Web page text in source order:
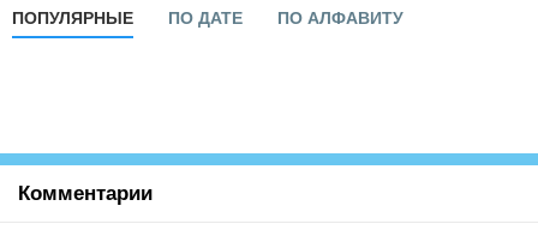
ПОПУЛЯРНЫЕ ПО ДАТЕ ПО АЛФАВИТУ
Комментарии